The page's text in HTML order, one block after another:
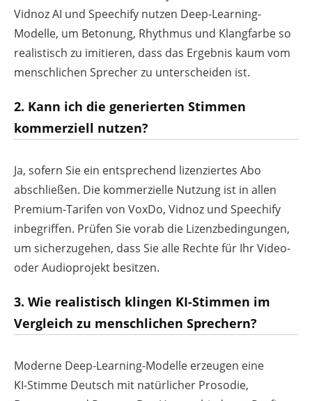
Vidnoz AI und Speechify nutzen Deep-Learning-
Modelle, um Betonung, Rhythmus und Klangfarbe so
realistisch zu imitieren, dass das Ergebnis kaum vom
menschlichen Sprecher zu unterscheiden ist.
2. Kann ich die generierten Stimmen
kommerziell nutzen?
Ja, sofern Sie ein entsprechend lizenziertes Abo
abschließen. Die kommerzielle Nutzung ist in allen
Premium-Tarifen von VoxDo, Vidnoz und Speechify
inbegriffen. Prüfen Sie vorab die Lizenzbedingungen,
um sicherzugehen, dass Sie alle Rechte für Ihr Video-
oder Audioprojekt besitzen.
3. Wie realistisch klingen KI-Stimmen im
Vergleich zu menschlichen Sprechern?
Moderne Deep-Learning-Modelle erzeugen eine
KI‑Stimme Deutsch mit natürlicher Prosodie,